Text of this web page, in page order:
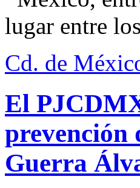
lugar entre
Cd. de
El
prevención
Guerra